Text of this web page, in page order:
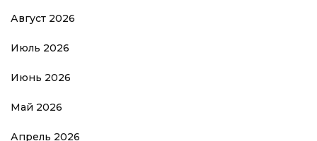
Август 2026
Июль 2026
Июнь 2026
Май 2026
Апрель 2026